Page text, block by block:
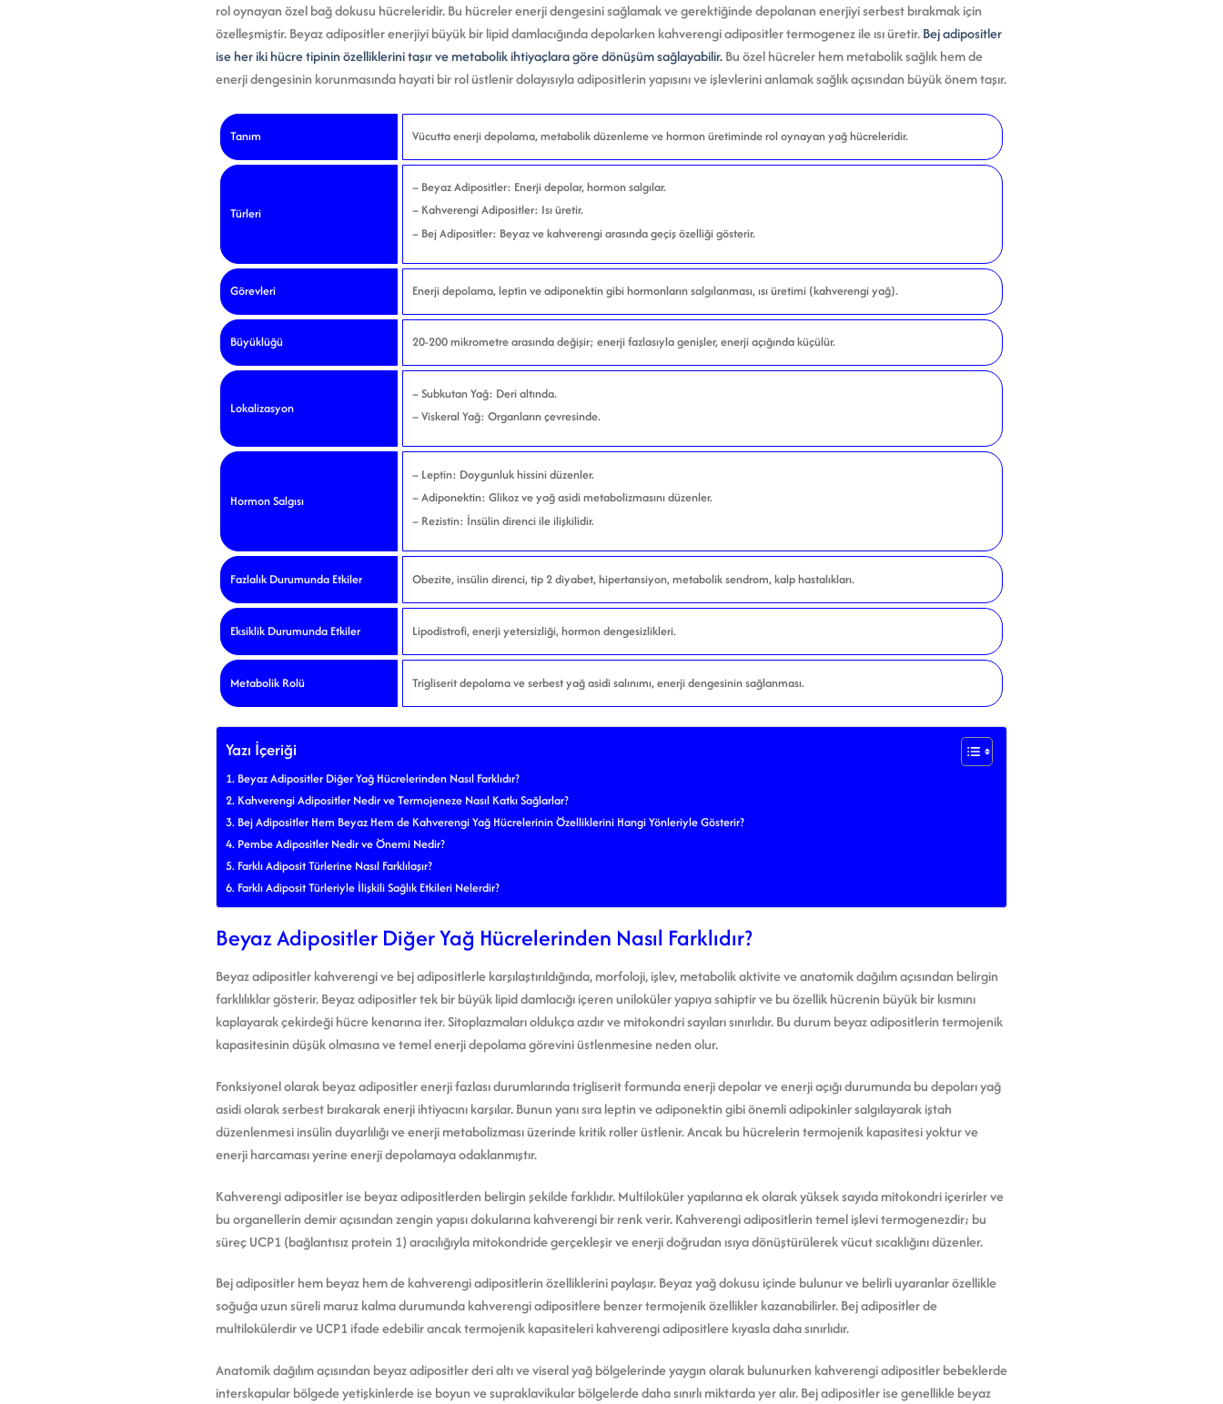
rol oynayan özel bağ dokusu hücreleridir. Bu hücreler enerji dengesini sağlamak ve gerektiğinde depolanan enerjiyi serbest bırakmak için
özelleşmiştir. Beyaz adipositler enerjiyi büyük bir lipid damlacığında depolarken kahverengi adipositler termogenez ile ısı üretir.Bej adipositler
ise her iki hücre tipinin özelliklerini taşır ve metabolik ihtiyaçlara göre dönüşüm sağlayabilir.Bu özel hücreler hem metabolik sağlık hem de
enerji dengesinin korunmasında hayati bir rol üstlenir dolayısıyla adipositlerin yapısını ve işlevlerini anlamak sağlık açısından büyük önem taşır.
Tanım Vücutta enerji depolama, metabolik düzenleme ve hormon üretiminde rol oynayan yağ hücreleridir.
Türleri
– Beyaz Adipositler: Enerji depolar, hormon salgılar.
– Kahverengi Adipositler: Isı üretir.
– Bej Adipositler: Beyaz ve kahverengi arasında geçiş özelliği gösterir.
Görevleri Enerji depolama, leptin ve adiponektin gibi hormonların salgılanması, ısı üretimi (kahverengi yağ).
Büyüklüğü 20-200 mikrometre arasında değişir; enerji fazlasıyla genişler, enerji açığında küçülür.
Lokalizasyon
– Subkutan Yağ: Deri altında.
– Viskeral Yağ: Organların çevresinde.
Hormon Salgısı
– Leptin: Doygunluk hissini düzenler.
– Adiponektin: Glikoz ve yağ asidi metabolizmasını düzenler.
– Rezistin: İnsülin direnci ile ilişkilidir.
Fazlalık Durumunda Etkiler Obezite, insülin direnci, tip 2 diyabet, hipertansiyon, metabolik sendrom, kalp hastalıkları.
Eksiklik Durumunda Etkiler Lipodistrofi, enerji yetersizliği, hormon dengesizlikleri.
Metabolik Rolü Trigliserit depolama ve serbest yağ asidi salınımı, enerji dengesinin sağlanması.
Yazı İçeriği
Beyaz Adipositler Diğer Yağ Hücrelerinden Nasıl Farklıdır?
Kahverengi Adipositler Nedir ve Termojeneze Nasıl Katkı Sağlarlar?
Bej Adipositler Hem Beyaz Hem de Kahverengi Yağ Hücrelerinin Özelliklerini Hangi Yönleriyle Gösterir?
Pembe Adipositler Nedir ve Önemi Nedir?
Farklı Adiposit Türlerine Nasıl Farklılaşır?
Farklı Adiposit Türleriyle İlişkili Sağlık Etkileri Nelerdir?
Beyaz Adipositler Diğer Yağ Hücrelerinden Nasıl Farklıdır?
Beyaz adipositler kahverengi ve bej adipositlerle karşılaştırıldığında, morfoloji, işlev, metabolik aktivite ve anatomik dağılım açısından belirgin
farklılıklar gösterir. Beyaz adipositler tek bir büyük lipid damlacığı içeren uniloküler yapıya sahiptir ve bu özellik hücrenin büyük bir kısmını
kaplayarak çekirdeği hücre kenarına iter. Sitoplazmaları oldukça azdır ve mitokondri sayıları sınırlıdır. Bu durum beyaz adipositlerin termojenik
kapasitesinin düşük olmasına ve temel enerji depolama görevini üstlenmesine neden olur.
Fonksiyonel olarak beyaz adipositler enerji fazlası durumlarında trigliserit formunda enerji depolar ve enerji açığı durumunda bu depoları yağ
asidi olarak serbest bırakarak enerji ihtiyacını karşılar. Bunun yanı sıra leptin ve adiponektin gibi önemli adipokinler salgılayarak iştah
düzenlenmesi insülin duyarlılığı ve enerji metabolizması üzerinde kritik roller üstlenir. Ancak bu hücrelerin termojenik kapasitesi yoktur ve
enerji harcaması yerine enerji depolamaya odaklanmıştır.
Kahverengi adipositler ise beyaz adipositlerden belirgin şekilde farklıdır. Multiloküler yapılarına ek olarak yüksek sayıda mitokondri içerirler ve
bu organellerin demir açısından zengin yapısı dokularına kahverengi bir renk verir. Kahverengi adipositlerin temel işlevi termogenezdir; bu
süreç UCP1 (bağlantısız protein 1) aracılığıyla mitokondride gerçekleşir ve enerji doğrudan ısıya dönüştürülerek vücut sıcaklığını düzenler.
Bej adipositler hem beyaz hem de kahverengi adipositlerin özelliklerini paylaşır. Beyaz yağ dokusu içinde bulunur ve belirli uyaranlar özellikle
soğuğa uzun süreli maruz kalma durumunda kahverengi adipositlere benzer termojenik özellikler kazanabilirler. Bej adipositler de
multilokülerdir ve UCP1 ifade edebilir ancak termojenik kapasiteleri kahverengi adipositlere kıyasla daha sınırlıdır.
Anatomik dağılım açısından beyaz adipositler deri altı ve viseral yağ bölgelerinde yaygın olarak bulunurken kahverengi adipositler bebeklerde
interskapular bölgede yetişkinlerde ise boyun ve supraklavikular bölgelerde daha sınırlı miktarda yer alır. Bej adipositler ise genellikle beyaz